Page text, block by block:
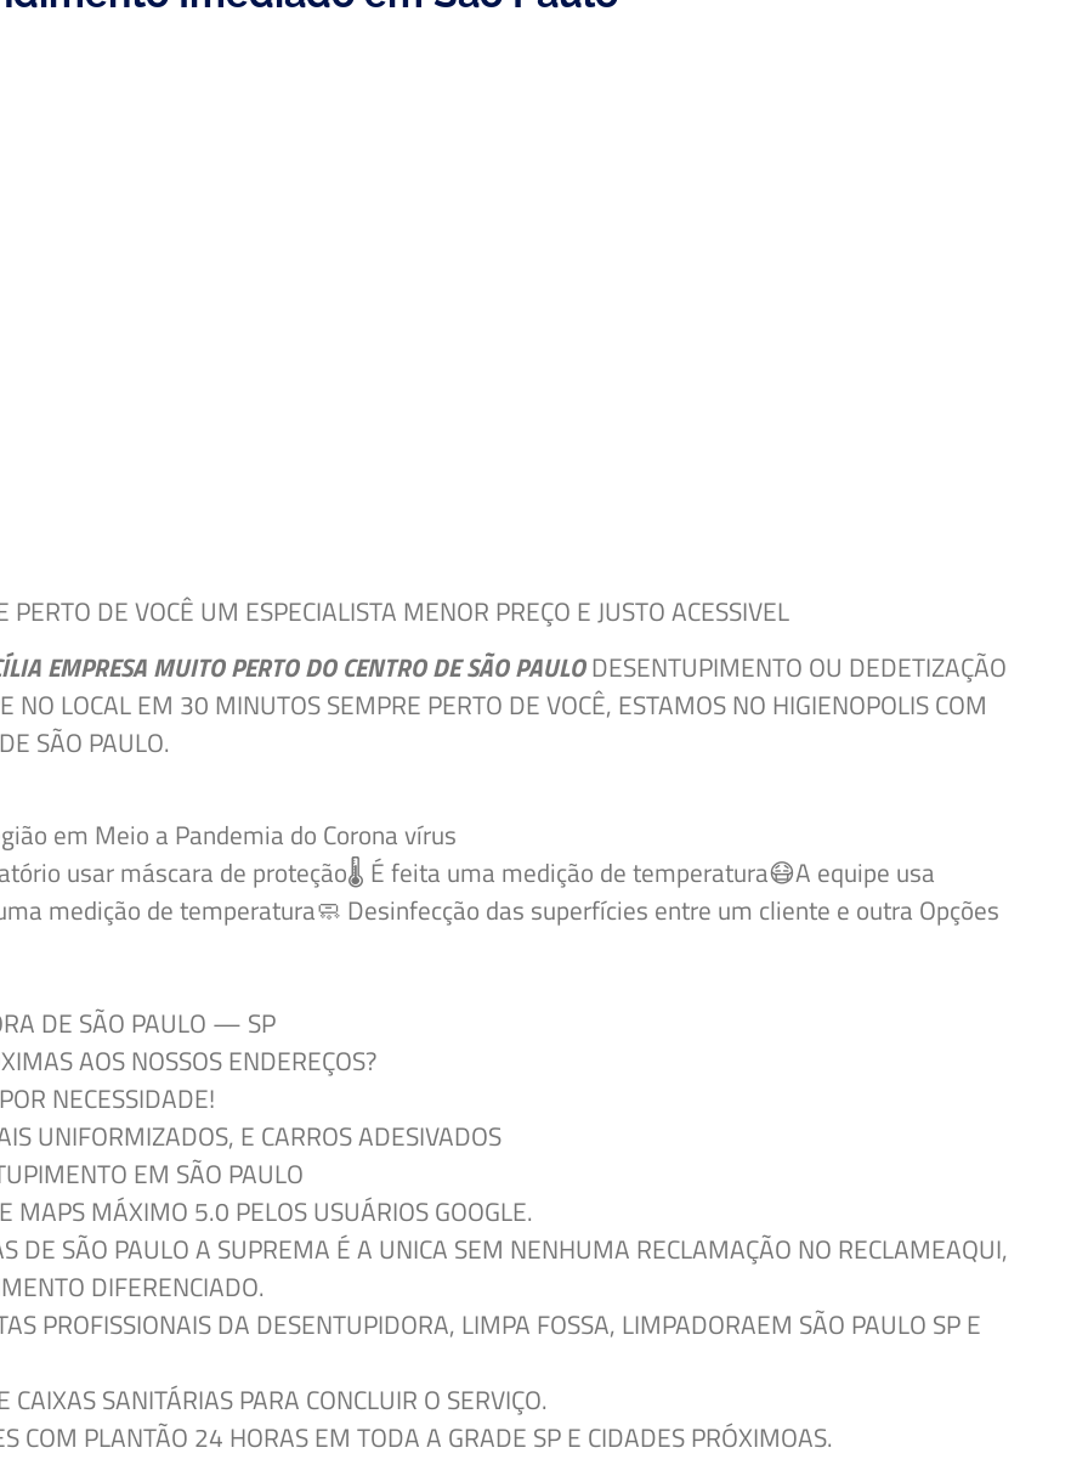
DE VOCÊ UM ESPECIALISTA MENOR PREÇO E JUSTO ACESSIVEL
EMPRESA MUITO PERTO DO CENTRO DE SÃO PAULODESENTUPIMENTO OU DEDETIZAÇÃO
NO LOCAL EM 30 MINUTOS SEMPRE PERTO DE VOCÊ, ESTAMOS NO HIGIENOPOLIS COM
SÃO PAULO.
em Meio a Pandemia do Corona vírus
usar máscara de proteção🌡 É feita uma medição de temperatura😷A equipe usa
medição de temperatura🧼️ Desinfecção das superfícies entre um cliente e outra Opções
DE SÃO PAULO — SP
AOS NOSSOSENDEREÇOS?
NECESSIDADE!
UNIFORMIZADOS, E CARROS ADESIVADOS
EM SÃO PAULO
MAPS MÁXIMO 5.0 PELOS USUÁRIOS GOOGLE.
DE SÃO PAULO A SUPREMA É A UNICA SEM NENHUMA RECLAMAÇÃO NO RECLAMEAQUI,
DIFERENCIADO.
PROFISSIONAIS DA DESENTUPIDORA, LIMPA FOSSA, LIMPADORAEM SÃO PAULO SP E
SANITÁRIAS PARA CONCLUIR O SERVIÇO.
COM PLANTÃO 24 HORAS EM TODA A GRADE SP E CIDADES PRÓXIMOAS.